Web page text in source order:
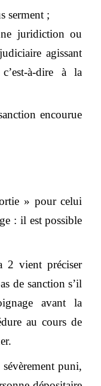
serment ;
juridiction ou
agissant
à-dire à la
encourue
» pour celui
: il est possible
2 vient préciser
de sanction s’il
avant la
au cours de
puni,